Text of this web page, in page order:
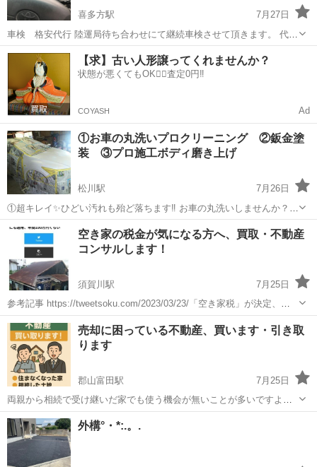
喜多方駅
7月27日
車検 格安代行 陸運局待ち合わせにて継続車検させて頂きます。 代行
手数料 1万円〜 名義変更も可能です。 1万円〜 問い合わせ24時間
承ります。 宜しくお願い致します。
福島 喜多方市 喜多方駅 その他
【求】古い人形譲ってくれませんか？
状態が悪くてもOK🙆‍♀️査定0円‼️
COYASH Ad
①お車の丸洗いプロクリーニング ②鈑金塗
装 ③プロ施工ボディ磨き上げ
松川駅
7月26日
①超キレイ✨️ひどい汚れも殆ど落ちます‼️ お車の丸洗いしませんか？
プロクリーニング 軽自動車・コンパクトカー 18,000円より シートを
外しての丸洗いや、フロアカーペットの丸洗いも可能です。 住宅リフ
ォーム業者が使...
福島 福島市 松川駅 その他
空き家の税金が気になる方へ、買取・不動産
コンサルします！
須賀川駅
7月25日
参考記事 https://tweetsoku.com/2023/03/23/「空き家税」が決定、空
き家だけでなく別荘やマ/ 空き家の所有者の皆様へ 近年、空き家を所
有している方に対して、税金の負担が大幅に増加する税制...
福島 須賀川市 須賀川駅 その他 買取
売却に困っている不動産、買います・引き取
ります
郡山富田駅
7月25日
両親から相続で受け継いだ家でも使う機会が無いことが多いですよ
ね。年数によっては不動産屋も引き取ってくれないという事がありま
す。長年空き家になってしまっている物件をお待ちであれば是非とも
福島 郡山市 郡山富田駅
外構°・*:.。.